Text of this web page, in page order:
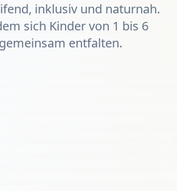
inklusiv und naturnah.
sich Kinder von 1 bis 6
entfalten.